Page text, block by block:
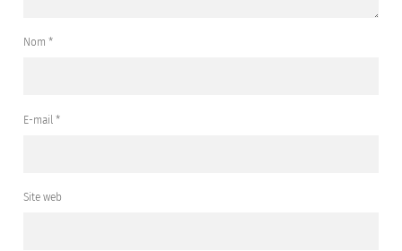
Nom *
E-mail *
Site web